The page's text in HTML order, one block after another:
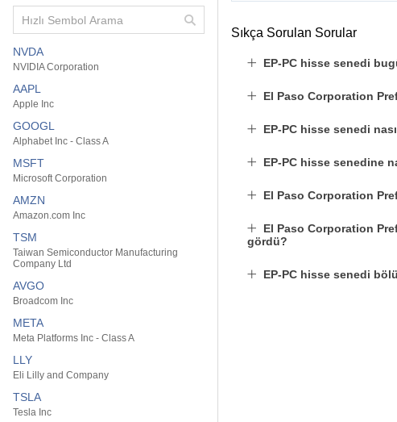
NVDA
NVIDIA Corporation
AAPL
Apple Inc
GOOGL
Alphabet Inc - Class A
MSFT
Microsoft Corporation
AMZN
Amazon.com Inc
TSM
Taiwan Semiconductor Manufacturing
Company Ltd
AVGO
Broadcom Inc
META
Meta Platforms Inc - Class A
LLY
Eli Lilly and Company
TSLA
Tesla Inc
Sıkça Sorulan Sorular
EP-PC hisse senedi
El Paso Corporation
EP-PC hisse senedi
EP-PC hisse senedine
El Paso Corporation
El Paso Corporation
gördü?
EP-PC hisse senedi